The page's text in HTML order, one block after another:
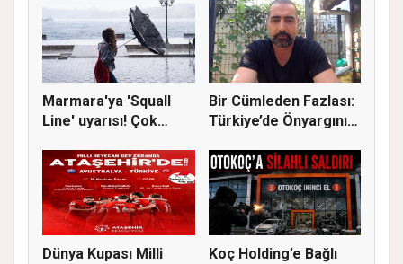
Marmara'ya 'Squall
Line' uyarısı! Çok
Bir Cümleden Fazlası:
Türkiye’de Önyargının
Dünya Kupası Milli
Koç Holding’e Bağlı